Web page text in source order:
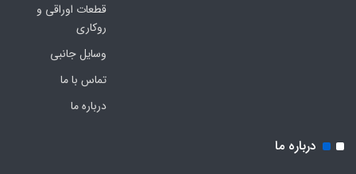
قطعات اوراقی و
روکاری
وسایل جانبی
تماس با ما
درباره ما
درباره ما